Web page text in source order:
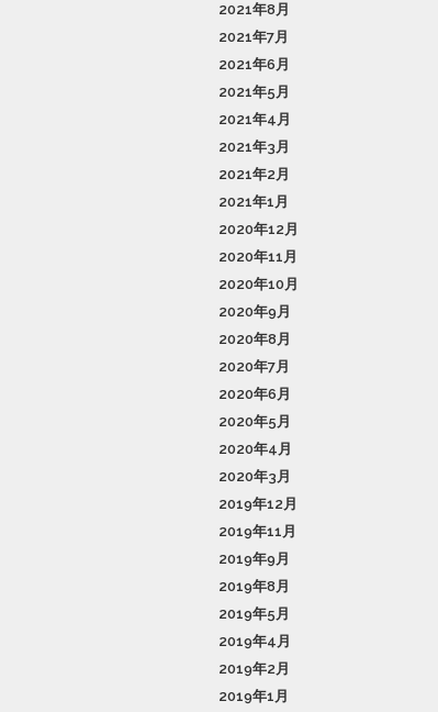
2021年8月
2021年7月
2021年6月
2021年5月
2021年4月
2021年3月
2021年2月
2021年1月
2020年12月
2020年11月
2020年10月
2020年9月
2020年8月
2020年7月
2020年6月
2020年5月
2020年4月
2020年3月
2019年12月
2019年11月
2019年9月
2019年8月
2019年5月
2019年4月
2019年2月
2019年1月